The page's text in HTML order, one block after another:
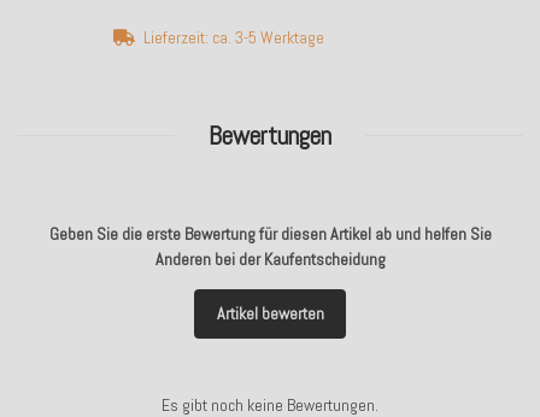
Bewertungen
Geben Sie die erste Bewertung für diesen Artikel ab und helfen Sie
Anderen bei der Kaufentscheidung
Artikel bewerten
Es gibt noch keine Bewertungen.
Lieferzeit: ca. 3-5 Werktage